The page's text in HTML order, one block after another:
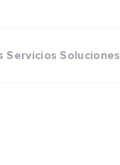
Servicios Soluciones